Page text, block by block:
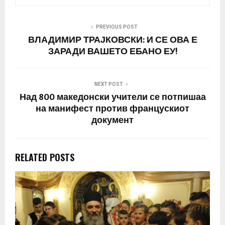
PREVIOUS POST
ВЛАДИМИР ТРАЈКОВСКИ: И СЕ ОВА Е
ЗАРАДИ ВАШЕТО ЕБАНО ЕУ!
NEXT POST
Над 800 македонски учители се потпишаа
на манифест против францускиот
документ
RELATED POSTS